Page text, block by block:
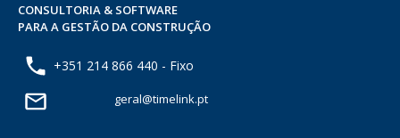
CONSULTORIA & SOFTWARE
PARA A GESTÃO DA CONSTRUÇÃO
+351 214 866 440 - Fixo
geral@timelink.pt